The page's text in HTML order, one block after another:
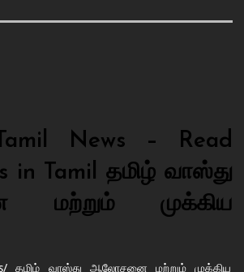
News – Read
in Tamil தமிழ் வாஸ்து
மற்றும் முக்கிய
தமிழ் வாஸ்து ஆலோசனை மற்றும் முக்கிய